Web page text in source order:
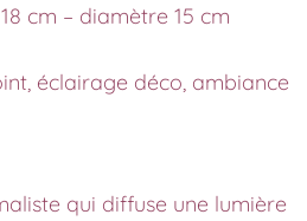
cm – diamètre 15 cm
éclairage déco, ambiance
qui diffuse une lumière